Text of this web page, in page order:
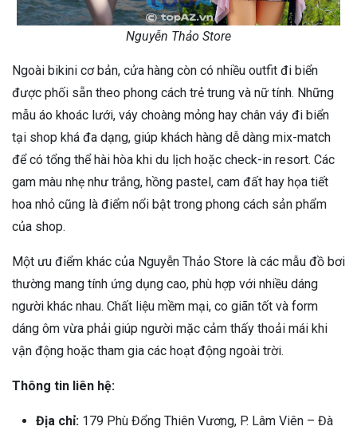
Nguyễn Thảo Store
Ngoài bikini cơ bản, cửa hàng còn có nhiều outfit đi biển
được phối sẵn theo phong cách trẻ trung và nữ tính. Những
mẫu áo khoác lưới, váy choàng mỏng hay chân váy đi biển
tại shop khá đa dạng, giúp khách hàng dễ dàng mix-match
để có tổng thể hài hòa khi du lịch hoặc check-in resort. Các
gam màu nhẹ như trắng, hồng pastel, cam đất hay họa tiết
hoa nhỏ cũng là điểm nổi bật trong phong cách sản phẩm
của shop.
Một ưu điểm khác của Nguyễn Thảo Store là các mẫu đồ bơi
thường mang tính ứng dụng cao, phù hợp với nhiều dáng
người khác nhau. Chất liệu mềm mại, co giãn tốt và form
dáng ôm vừa phải giúp người mặc cảm thấy thoải mái khi
vận động hoặc tham gia các hoạt động ngoài trời.
Thông tin liên hệ:
Địa chỉ: 179 Phù Đổng Thiên Vương, P. Lâm Viên – Đà